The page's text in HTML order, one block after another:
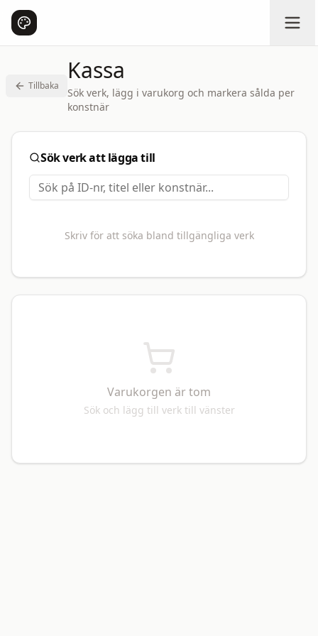
Tillbaka
Kassa
Sök verk, lägg i varukorg och markera sålda per
konstnär
Sök verk att lägga till
Skriv för att söka bland tillgängliga verk
Varukorgen är tom
Sök och lägg till verk till vänster